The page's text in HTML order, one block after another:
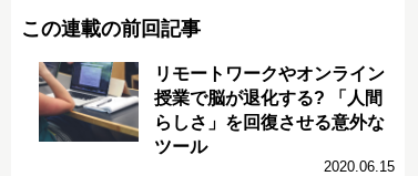
この連載の前回記事
リモートワークやオンライン
授業で脳が退化する? 「人間
らしさ」を回復させる意外な
ツール
2020.06.15